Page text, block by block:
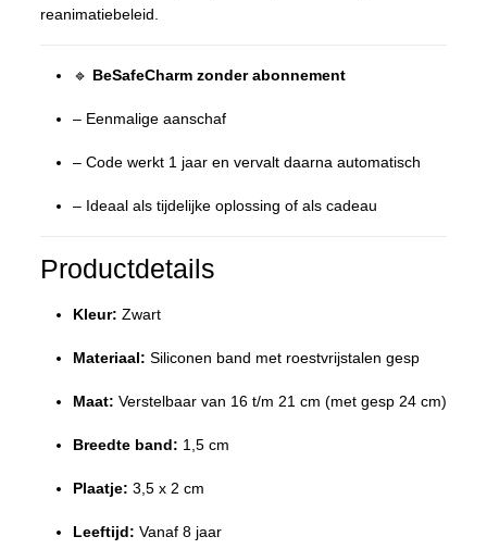
reanimatiebeleid.
🔹 BeSafeCharm zonder abonnement
– Eenmalige aanschaf
– Code werkt 1 jaar en vervalt daarna automatisch
– Ideaal als tijdelijke oplossing of als cadeau
Productdetails
Kleur: Zwart
Materiaal: Siliconen band met roestvrijstalen gesp
Maat: Verstelbaar van 16 t/m 21 cm (met gesp 24 cm)
Breedte band: 1,5 cm
Plaatje: 3,5 x 2 cm
Leeftijd: Vanaf 8 jaar